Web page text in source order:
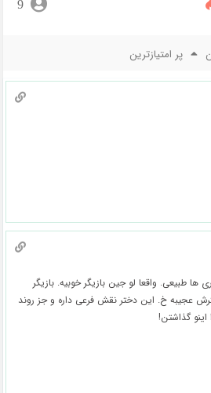
9
پر امتیازترین
طبیعی. واقعا لو جین بازیگر خوبیه. بازیگر
عجیبه خ. این دختر نقش فرعی داره و جز روند
گذاشتن!